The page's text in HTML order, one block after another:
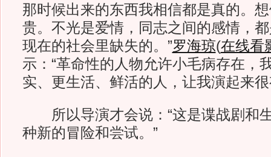
那时候出来的东西我相信都是真的。
贵。不光是爱情，同志之间的感情，
现在的社会里缺失的。”罗海琼(在线看
示：“革命性的人物允许小毛病存在，
实、更生活、鲜活的人，让我演起来很
所以导演才会说：“这是谍战剧和
种新的冒险和尝试。”